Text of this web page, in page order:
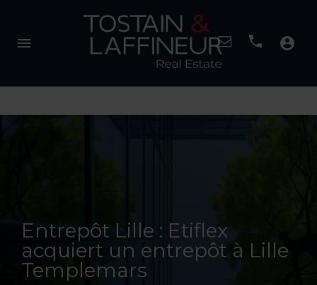
menu account_circle
Entrepôt Lille : Etiflex
acquiert un entrepôt à Lille
Templemars